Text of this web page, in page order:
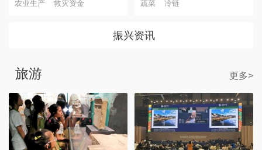
农业生产 救灾资金 蔬菜 冷链
振兴资讯
旅游 更多>